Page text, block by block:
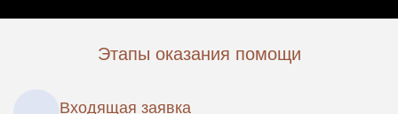
Этапы оказания помощи
Входящая заявка